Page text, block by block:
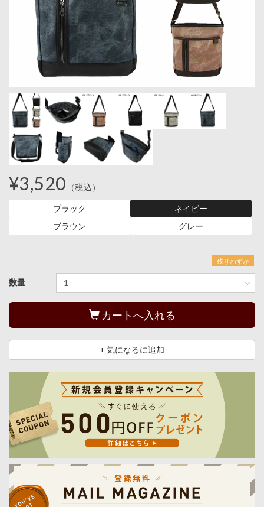
¥3,520 （税込）
ブラック
ネイビー
ブラウン
グレー
残りわずか
数量
カートへ入れる
+ 気になるに追加